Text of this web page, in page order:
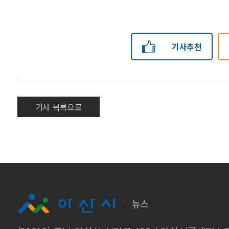
기사추천
기사 목록으로
뉴스